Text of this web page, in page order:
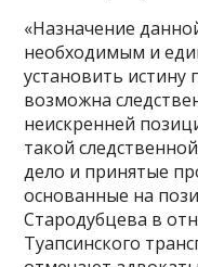
«Назначение
необходимым и
установить истину
возможна
неискренней
такой
дело и принятые
основанные на
Стародубцева в
Туапсинского